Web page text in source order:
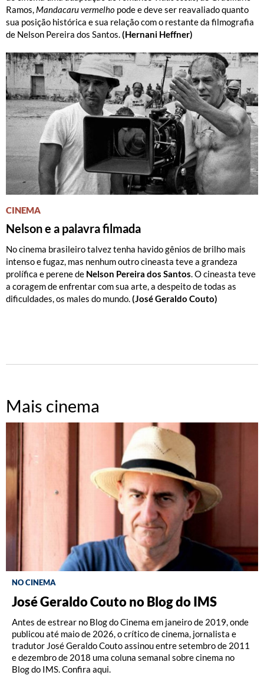
Ramos, Mandacaru vermelho pode e deve ser reavaliado quanto
sua posição histórica e sua relação com o restante da filmografia
de Nelson Pereira dos Santos.(Hernani Heffner)
CINEMA
Nelson e a palavra filmada
No cinema brasileiro talvez tenha havido gênios de brilho mais
intenso e fugaz, mas nenhum outro cineasta teve a grandeza
prolífica e perene de Nelson Pereira dos Santos. O cineasta teve
a coragem de enfrentar com sua arte, a despeito de todas as
dificuldades, os males do mundo.(José Geraldo Couto)
Mais cinema
NO CINEMA
José Geraldo Couto no Blog do IMS
Antes de estrear no Blog do Cinema em janeiro de 2019, onde
publicou até maio de 2026, o crítico de cinema, jornalista e
tradutor José Geraldo Couto assinou entre setembro de 2011
e dezembro de 2018 uma coluna semanal sobre cinema no
Blog do IMS. Confira aqui.
Blog do Cinema
Ensaios e entrevistas relacionados à programação de cinema
promovida pelo IMS. Textos da equipe de Cinema e de
convidados sobre os filmes em cartaz e a coleção de DVDs do
IMS. Coluna semanal do crítico de cinema José Geraldo Couto.
Coleção de DVDs
A coleção DVD IMS existe desde 2012 e já lançou diversos
filmes, entre produções brasileiras e estrangeiras. Os DVDs
podem ser adquiridos nas lojas dos nossos centros culturais e
na loja online do IMS.